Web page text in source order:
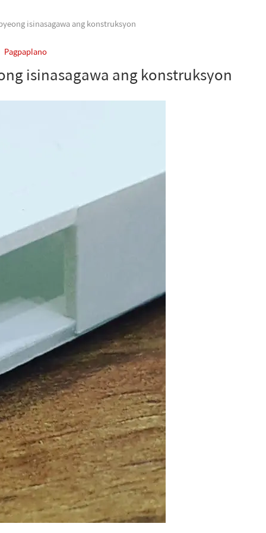
isinasagawa ang konstruksyon
Pagpaplano
isinasagawa ang konstruksyon